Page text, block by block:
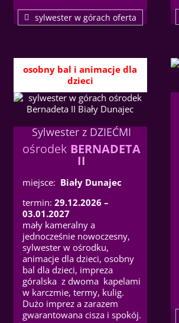
sylwester w górach oferta
osobny bal i animacje dla
dzieci
Sylwester z DZIEĆMI
ośrodekBERNADETA
II
miejsce: Biały Dunajec
termin: 29.12.2026 –
03.01.2027
mały kameralny a
jednocześnie nowoczesny,
sylwester w ośrodku,
animacje dla dzieci, osobny
bal dla dzieci, impreza
góralska z dwoma kapelami
w karczmie, termy, kulig.
Dużo imprez a zarazem
gwarantowana cisza i spokój.